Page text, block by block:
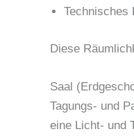
Technisches
Diese
Saal
Tagungs- und
eine Licht- und